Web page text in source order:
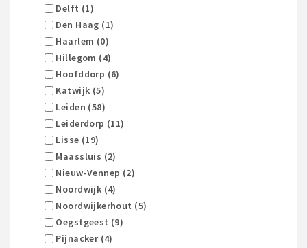
Delft (1)
Den Haag (1)
Haarlem (0)
Hillegom (4)
Hoofddorp (6)
Katwijk (5)
Leiden (58)
Leiderdorp (11)
Lisse (19)
Maassluis (2)
Nieuw-Vennep (2)
Noordwijk (4)
Noordwijkerhout (5)
Oegstgeest (9)
Pijnacker (4)